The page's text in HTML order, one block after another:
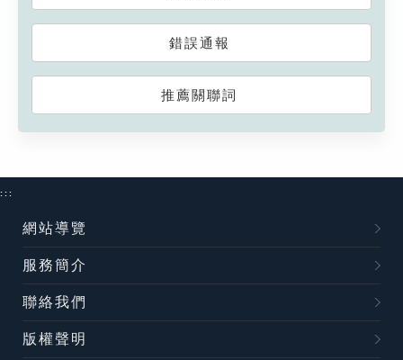
錯誤通報
推薦關聯詞
:::
網站導覽
服務簡介
聯絡我們
版權聲明